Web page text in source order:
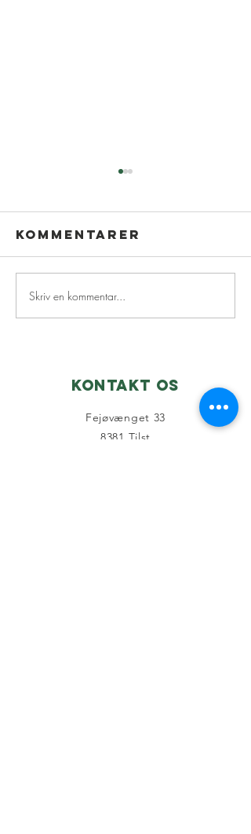
Nyhedsbrev
juni☀️
Kommentarer
Skriv en kommentar...
Kontakt os
Fejøvænget 33
8381 Tilst